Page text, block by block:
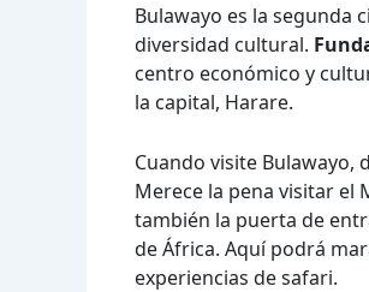
Bulawayo es la segunda
diversidad cultural.
centro económico y
la capital, Harare.
Cuando visite Bulawayo,
Merece la pena visitar el
también la puerta de
de África. Aquí podrá
experiencias de safari.